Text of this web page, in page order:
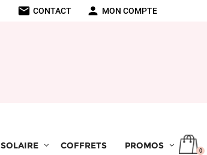
mail CONTACT person MON COMPTE
SOLAIRE COFFRETS PROMOS 0